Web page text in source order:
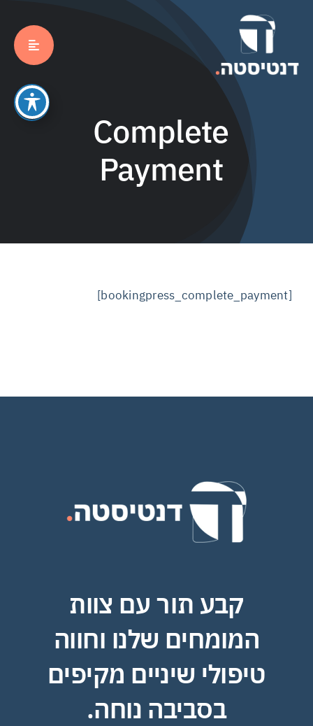
Complete
Payment
[bookingpress_complete_payment]
קבע תור עם צוות
המומחים שלנו וחווה
טיפולי שיניים מקיפים
בסביבה נוחה.